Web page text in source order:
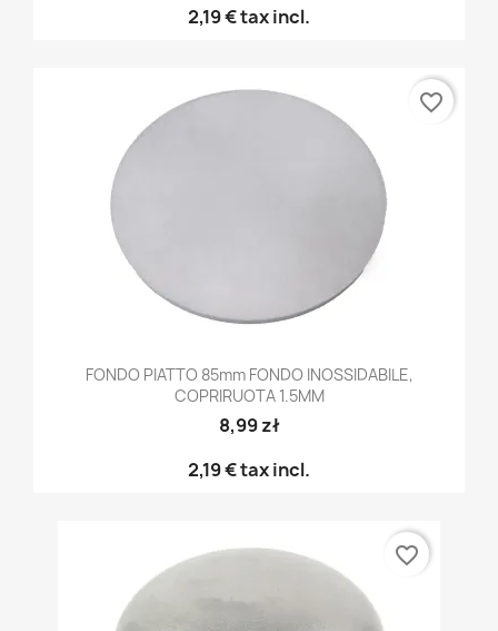
2,19 €tax incl.
FONDO PIATTO 85mm FONDO INOSSIDABILE,
COPRIRUOTA 1.5MM
8,99 zł
2,19 €tax incl.
favorite_border
favorite_border